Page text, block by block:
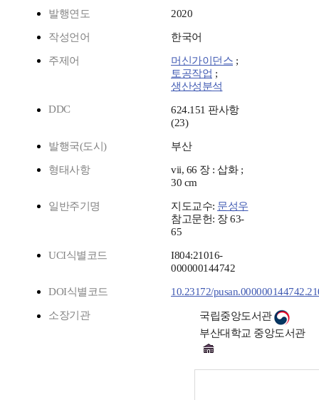
발행연도 2020
작성언어 한국어
주제어 머신가이던스 ;
토공작업 ;
생산성분석
DDC
624.151 판사항
(23)
발행국(도시) 부산
형태사항
vii, 66 장 : 삽화 ;
30 cm
일반주기명 지도교수: 문성우
참고문헌: 장 63-
65
UCI식별코드
I804:21016-
000000144742
DOI식별코드 10.23172/
소장기관
국립중앙도서관
부산대학교 중앙도서관